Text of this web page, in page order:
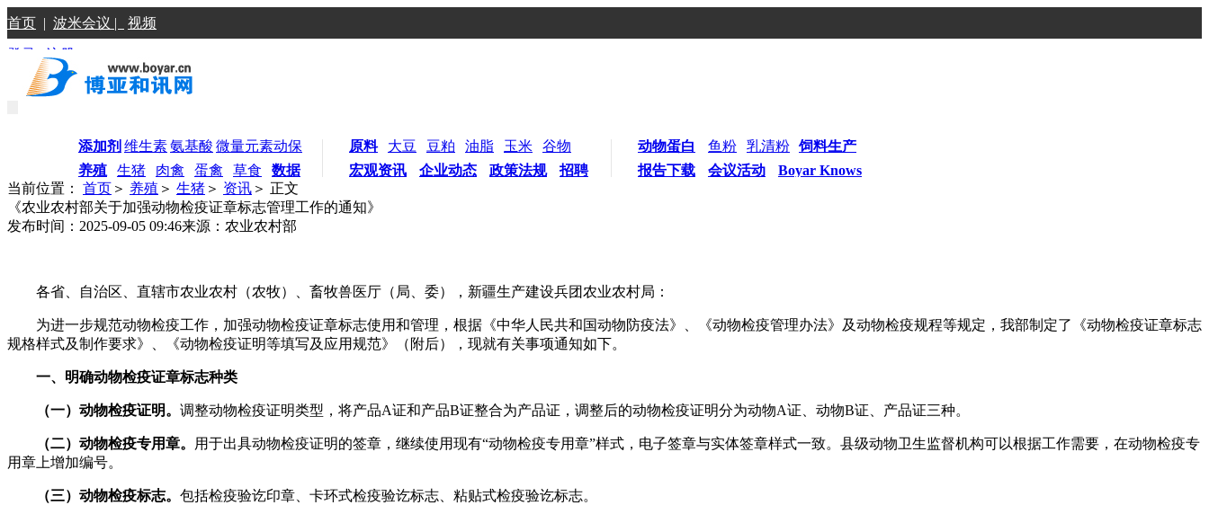
首页 | 波米会议 | 视频
登录 |注册
添加剂 维生素氨基酸 微量元素动保
养殖
生猪 肉禽 蛋禽 草食 数据
原料 大豆 豆粕 油脂 玉米
谷物
宏观资讯
企业动态 政策法规 招聘
动物蛋白 鱼粉 乳清粉 饲料生产
报告下载
会议活动
Boyar Knows
当前位置： 首页 ＞ 养殖 ＞ 生猪 ＞ 资讯 ＞ 正文
《农业农村部关于加强动物检疫证章标志管理工作的通知》
发布时间：2025-09-05 09:46来源：农业农村部
各省、自治区、直辖市农业农村（农牧）、畜牧兽医厅（局、委），新疆生产建设兵团农业农村局：
为进一步规范动物检疫工作，加强动物检疫证章标志使用和管理，根据《中华人民共和国动物防疫法》、《动物检疫管理办法》及动物检疫规程等规定，我部制定了《动物检疫证章标志
规格样式及制作要求》、《动物检疫证明等填写及应用规范》（附后），现就有关事项通知如下。
一、明确动物检疫证章标志种类
（一）动物检疫证明。 调整动物检疫证明类型，将产品A证和产品B证整合为产品证，调整后的动物检疫证明分为动物A证、动物B证、产品证三种。
（二）动物检疫专用章。
用于出具动物检疫证明的签章，继续使用现有“动物检疫专用章”样式，电子签章与实体签章样式一致。县级动物卫生监督机构可以根据工作需要，在动物检疫专
用章上增加编号。
（三）动物检疫标志。 包括检疫验讫印章、卡环式检疫验讫标志、粘贴式检疫验讫标志。